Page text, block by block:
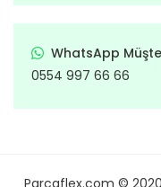
WhatsApp
0554 997 66 66
Parcaflex.com ©